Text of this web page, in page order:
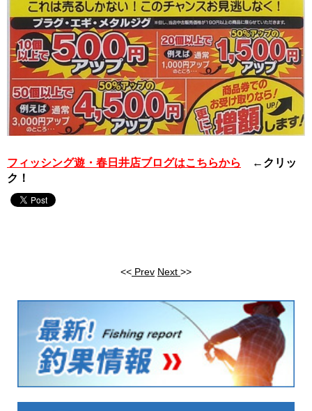
フィッシング遊・春日井店ブログはこちらから
←クリッ
ク！
<< Prev Next >>